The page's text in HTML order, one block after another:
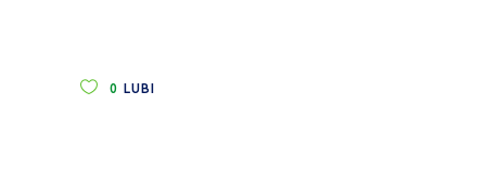
0 LUBI